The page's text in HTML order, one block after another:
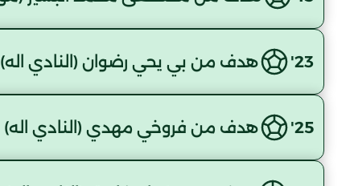
23' هدف من بي يحي رضوان (النادي اله)
25' هدف من فروخي مهدي (النادي اله)